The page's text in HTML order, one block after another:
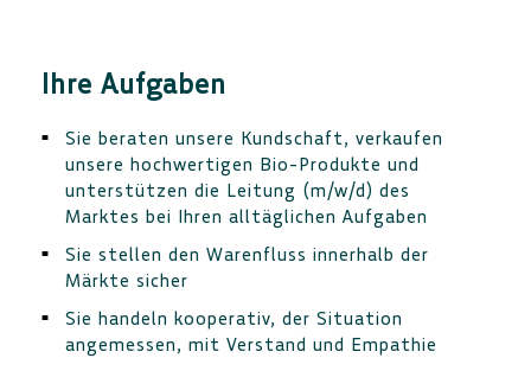
Ihre Aufgaben
Sie beraten unsere Kundschaft, verkaufen
unsere hochwertigen Bio-Produkte und
unterstützen die Leitung (m/w/d) des
Marktes bei Ihren alltäglichen Aufgaben
Sie stellen den Warenfluss innerhalb der
Märkte sicher
Sie handeln kooperativ, der Situation
angemessen, mit Verstand und Empathie